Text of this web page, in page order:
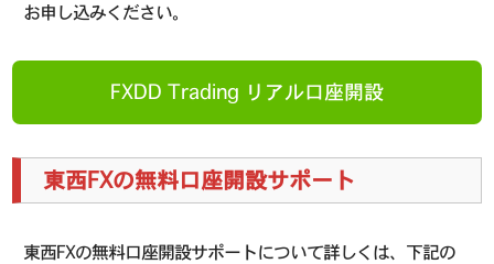
お申し込みください。
FXDD Trading リアル口座開設
東西FXの無料口座開設サポート
東西FXの無料口座開設サポートについて詳しくは、下記の